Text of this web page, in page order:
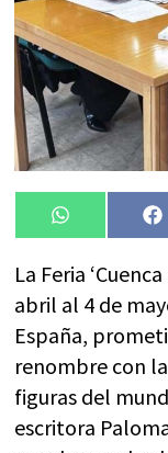
Compartir
en
WhatsApp
La Feria
abril al 4 de
España,
renombre con
figuras del
escritora